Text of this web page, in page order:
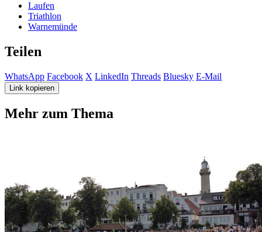
Laufen
Triathlon
Warnemünde
Teilen
WhatsApp Facebook X LinkedIn Threads Bluesky E-Mail
Link kopieren
Mehr zum Thema